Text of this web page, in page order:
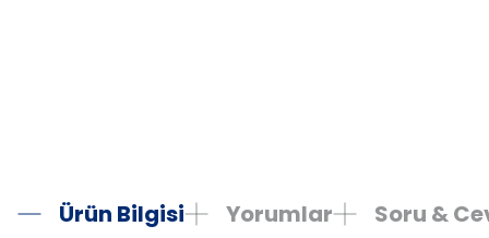
Ürün Bilgisi Yorumlar Soru &